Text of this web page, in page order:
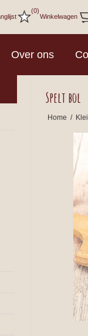
(0)
Winkelwagen
Over ons
Spelt bol
Home /